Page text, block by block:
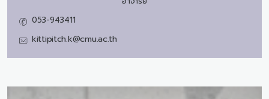
053-943411
kittipitch.k@cmu.ac.th